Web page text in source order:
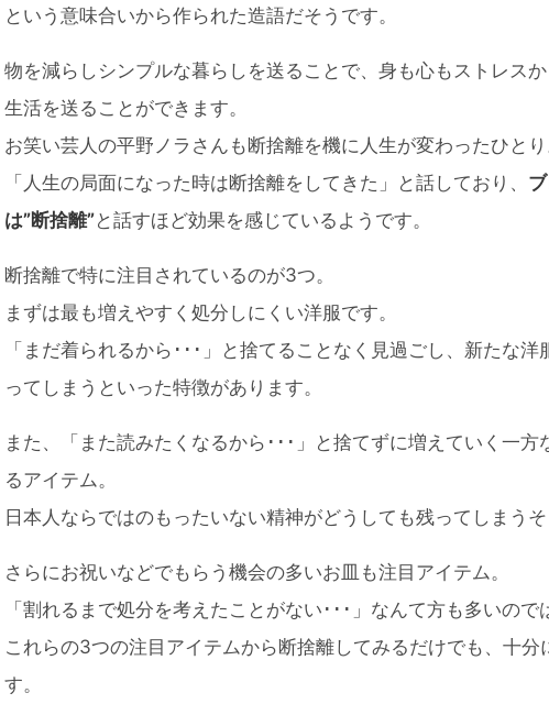
という意味合いから作られた造語だそうです。
物を減らしシンプルな暮らしを送ることで、身も心もストレス
生活を送ることができます。
お笑い芸人の平野ノラさんも断捨離を機に人生が変わったひとり
「人生の局面になった時は断捨離をしてきた」と話しており、
は”断捨離”と話すほど効果を感じているようです。
断捨離で特に注目されているのが3つ。
まずは最も増えやすく処分しにくい洋服です。
「まだ着られるから･･･」と捨てることなく見過ごし、新たな
ってしまうといった特徴があります。
また、「また読みたくなるから･･･」と捨てずに増えていく一
るアイテム。
日本人ならではのもったいない精神がどうしても残ってしまうそ
さらにお祝いなどでもらう機会の多いお皿も注目アイテム。
「割れるまで処分を考えたことがない･･･」なんて方も多いので
これらの3つの注目アイテムから断捨離してみるだけでも、十分
す。